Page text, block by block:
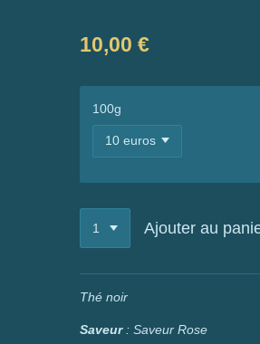
10,00 €
100g
Ajouter au
Thé noir
Saveur: Saveur Rose